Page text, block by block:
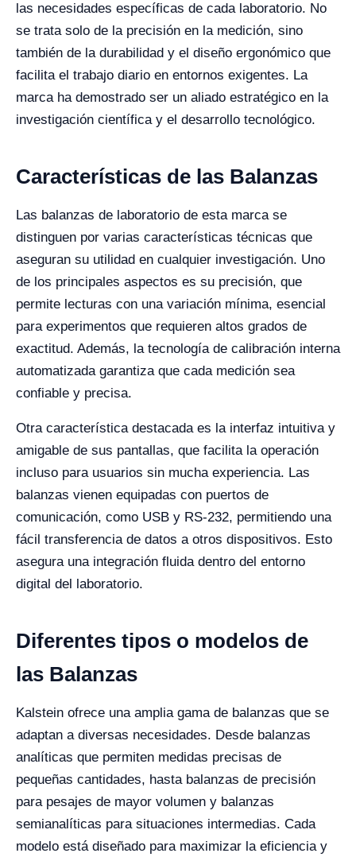
las necesidades específicas de cada laboratorio. No
se trata solo de la precisión en la medición, sino
también de la durabilidad y el diseño ergonómico que
facilita el trabajo diario en entornos exigentes. La
marca ha demostrado ser un aliado estratégico en la
investigación científica y el desarrollo tecnológico.
Características de las Balanzas
Las balanzas de laboratorio de esta marca se
distinguen por varias características técnicas que
aseguran su utilidad en cualquier investigación. Uno
de los principales aspectos es su precisión, que
permite lecturas con una variación mínima, esencial
para experimentos que requieren altos grados de
exactitud. Además, la tecnología de calibración interna
automatizada garantiza que cada medición sea
confiable y precisa.
Otra característica destacada es la interfaz intuitiva y
amigable de sus pantallas, que facilita la operación
incluso para usuarios sin mucha experiencia. Las
balanzas vienen equipadas con puertos de
comunicación, como USB y RS-232, permitiendo una
fácil transferencia de datos a otros dispositivos. Esto
asegura una integración fluida dentro del entorno
digital del laboratorio.
Diferentes tipos o modelos de
las Balanzas
Kalstein ofrece una amplia gama de balanzas que se
adaptan a diversas necesidades. Desde balanzas
analíticas que permiten medidas precisas de
pequeñas cantidades, hasta balanzas de precisión
para pesajes de mayor volumen y balanzas
semianalíticas para situaciones intermedias. Cada
modelo está diseñado para maximizar la eficiencia y